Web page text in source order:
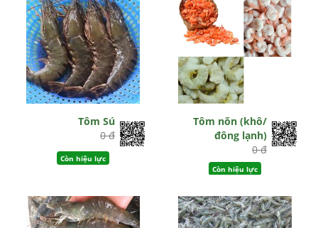
Tôm Sú
0 đ
Còn hiệu lực
Tôm nõn (khô/
đông lạnh)
0 đ
Còn hiệu lực